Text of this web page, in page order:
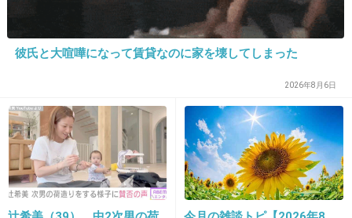
+16 -0
34. 匿名2018/10/26(金) 10:54:12
彼氏と大喧嘩になって賃貸なのに家を壊してしまった
2026年8月6日